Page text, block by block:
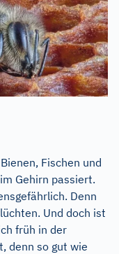
Fischen und
Gehirn passiert.
Denn
Und doch ist
früh in der
denn so gut wie